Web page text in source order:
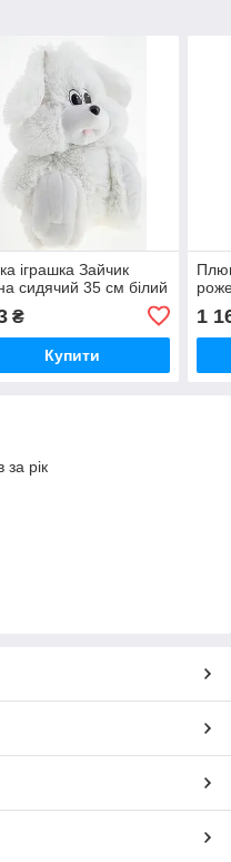
іграшка Зайчик
сидячий 35 см білий
₴
Купити
1
за рік